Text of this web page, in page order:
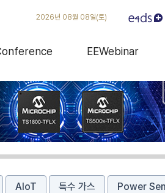
2026년 08월 08일(토)
EEWebinar
AIoT 특수 가스 Power